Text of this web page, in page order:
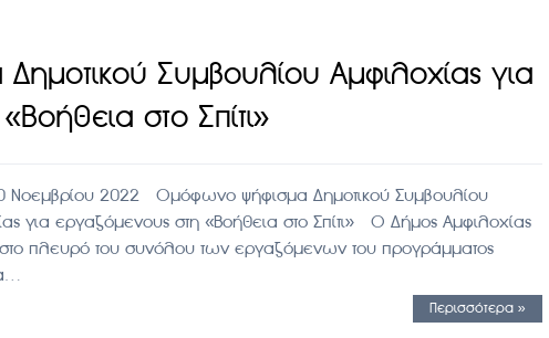
Συμβουλίου Αμφιλοχίας για
στο Σπίτι»
Νοεμβρίου 2022 Ομόφωνο ψήφισμα Δημοτικού Συμβουλίου
για εργαζόμενους στη «Βοήθεια στο Σπίτι» Ο Δήμος Αμφιλοχίας
στο πλευρό του συνόλου των εργαζόμενων του προγράμματος
Περισσότερα »